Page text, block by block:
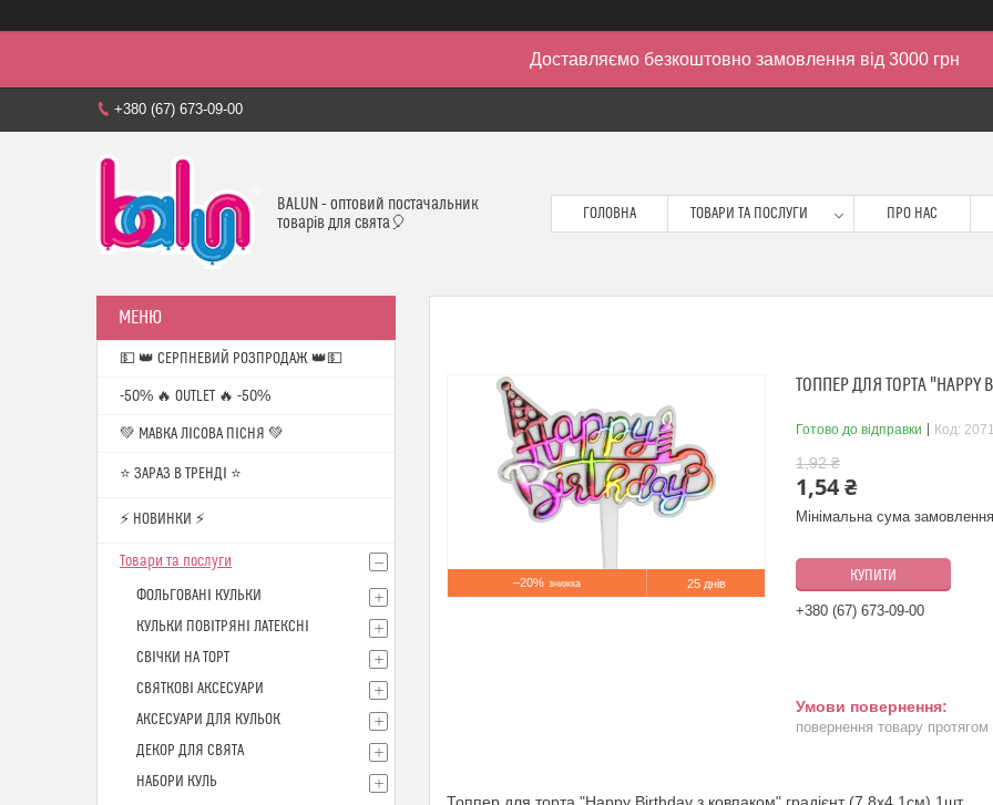
Доставляємо безкоштовно замовлення від 3000 грн
+380 (67) 673-09-00
BALUN - оптовий постачальник
товарів для свята🎈
ГОЛОВНА ТОВАРИ ТА ПОСЛУГИ ПРО НАС
–20% 25 днів
ТОППЕР ДЛЯ ТОРТА
Готово до відправки Код:
1,92 ₴
1,54 ₴
Мінімальна сума
КУПИТИ
+380 (67) 673-09-00
повернення товару
💵 👑 СЕРПНЕВИЙ РОЗПРОДАЖ 👑💵
-50% 🔥 OUTLET 🔥 -50%
💚 МАВКА ЛІСОВА ПІСНЯ 💚
⭐️ ЗАРАЗ В ТРЕНДІ ⭐️
⚡ НОВИНКИ ⚡
Товари та послуги
ФОЛЬГОВАНІ КУЛЬКИ
КУЛЬКИ ПОВІТРЯНІ ЛАТЕКСНІ
СВІЧКИ НА ТОРТ
СВЯТКОВІ АКСЕСУАРИ
АКСЕСУАРИ ДЛЯ КУЛЬОК
ДЕКОР ДЛЯ СВЯТА
НАБОРИ КУЛЬ